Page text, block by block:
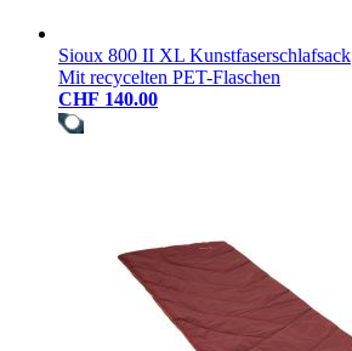
Sioux 800 II XL Kunstfaserschlafsack
Mit recycelten PET-Flaschen
CHF 140.00